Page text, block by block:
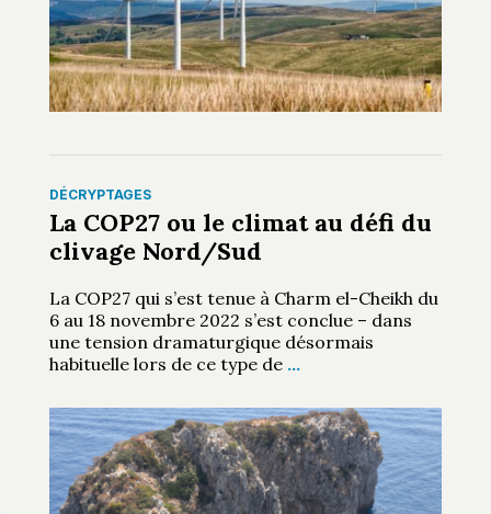
DÉCRYPTAGES
La COP27 ou le climat au défi du
clivage Nord/Sud
La COP27 qui s’est tenue à Charm el-Cheikh du
6 au 18 novembre 2022 s’est conclue – dans
une tension dramaturgique désormais
habituelle lors de ce type de …